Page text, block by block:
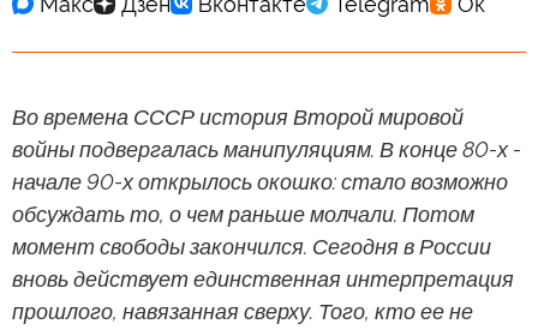
Во времена СССР история Второй мировой
войны подвергалась манипуляциям. В конце 80-х -
начале 90-х открылось окошко: стало возможно
обсуждать то, о чем раньше молчали. Потом
момент свободы закончился. Сегодня в России
вновь действует единственная интерпретация
прошлого, навязанная сверху. Того, кто ее не